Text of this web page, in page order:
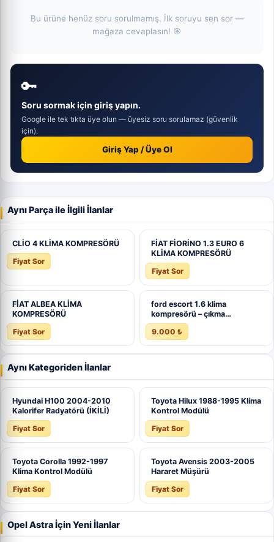
Bu ürüne henüz soru sorulmamış. İlk soruyu sen sor —
mağaza cevaplasın! 🎯
🔑
Soru sormak için giriş yapın.
Google ile tek tıkta üye olun — üyesiz soru sorulamaz (güvenlik
için).
Giriş Yap / Üye Ol
Aynı Parça ile İlgili İlanlar
CLİO 4 KLİMA KOMPRESÖRÜ
Fiyat Sor
FİAT FİORİNO 1.3 EURO 6
KLİMA KOMPRESÖRÜ
Fiyat Sor
FİAT ALBEA KLİMA
KOMPRESÖRÜ
Fiyat Sor
ford escort 1.6 klima
kompresörü – çıkma…
9.000 ₺
Aynı Kategoriden İlanlar
Hyundai H100 2004-2010
Kalorifer Radyatörü (İKİLİ)
Fiyat Sor
Toyota Hilux 1988-1995 Klima
Kontrol Modülü
Fiyat Sor
Toyota Corolla 1992-1997
Klima Kontrol Modülü
Fiyat Sor
Toyota Avensis 2003-2005
Hararet Müşürü
Fiyat Sor
Opel Astra İçin Yeni İlanlar